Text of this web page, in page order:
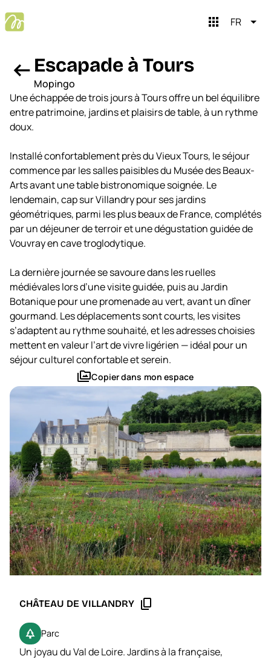
apps FR
arrow_left_alt Escapade à Tours
Mopingo
Une échappée de trois jours à Tours offre un bel équilibre
entre patrimoine, jardins et plaisirs de table, à un rythme
doux.
Installé confortablement près du Vieux Tours, le séjour
commence par les salles paisibles du Musée des Beaux-
Arts avant une table bistronomique soignée. Le
lendemain, cap sur Villandry pour ses jardins
géométriques, parmi les plus beaux de France, complétés
par un déjeuner de terroir et une dégustation guidée de
Vouvray en cave troglodytique.
La dernière journée se savoure dans les ruelles
médiévales lors d’une visite guidée, puis au Jardin
Botanique pour une promenade au vert, avant un dîner
gourmand. Les déplacements sont courts, les visites
s’adaptent au rythme souhaité, et les adresses choisies
mettent en valeur l’art de vivre ligérien — idéal pour un
séjour culturel confortable et serein.
perm_mediaCopier dans mon espace
CHÂTEAU DE VILLANDRY content_copy
park Parc
Un joyau du Val de Loire. Jardins à la française,
Mopingo brain
Salut, c’est Mopingo Brain
Créer une aventure
Ouvrir un voyage
Mes conversations